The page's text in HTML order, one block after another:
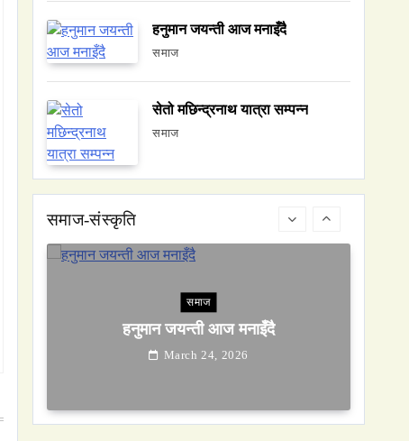
हनुमान जयन्ती आज मनाइँदै
समाज
सेतो मछिन्द्रनाथ यात्रा सम्पन्न
समाज
समाज-संस्कृति
March 24, 2026
नेपालको वन्यजन्तु पर्यटन प्रवर्द्धनमा महत्वपूर्ण
March 24, 2026
समाज
हनुमान जयन्ती आज मनाइँदै
March 24, 2026